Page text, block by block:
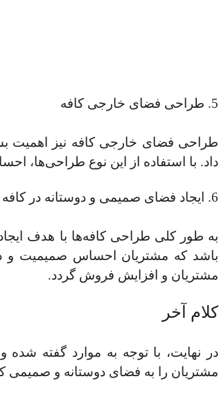
5. طراحی فضای خارجی کافه
طراحی فضای خارجی کافه نیز اهمیت
داد. با استفاده از این نوع طراحی‌ها،
6. ایجاد فضای صمیمی و دوستانه در کافه
به طور کلی طراحی کافه‌ها با هدف
باشد که مشتریان احساس صمیمیت و
مشتریان و افزایش فروش گردد.
کلام آخر
در نهایت، با توجه به موارد گفته
مشتریان را به فضای دوستانه و صمیمی